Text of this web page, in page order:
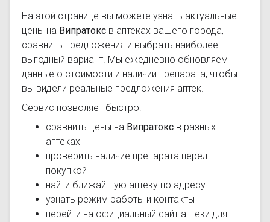
На этой странице вы можете узнать актуальные
цены на Випратокс в аптеках вашего города,
сравнить предложения и выбрать наиболее
выгодный вариант. Мы ежедневно обновляем
данные о стоимости и наличии препарата, чтобы
вы видели реальные предложения аптек.
Сервис позволяет быстро:
сравнить цены на Випратокс в разных
аптеках
проверить наличие препарата перед
покупкой
найти ближайшую аптеку по адресу
узнать режим работы и контакты
перейти на официальный сайт аптеки для